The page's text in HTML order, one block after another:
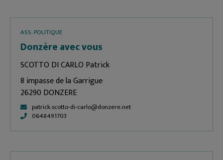
ASS. POLITIQUE
Donzère avec vous
SCOTTO DI CARLO Patrick
8 impasse de la Garrigue
26290 DONZERE
patrick.scotto-di-carlo@donzere.net
0648491703